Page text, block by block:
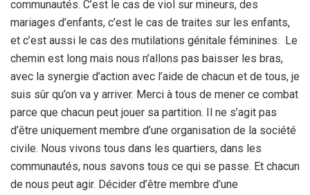
communautés. C’est le cas de viol sur mineurs, des
mariages d’enfants, c’est le cas de traites sur les enfants,
et c’est aussi le cas des mutilations génitale féminines. Le
chemin est long mais nous n’allons pas baisser les bras,
avec la synergie d’action avec l’aide de chacun et de tous, je
suis sûr qu’on va y arriver. Merci à tous de mener ce combat
parce que chacun peut jouer sa partition. Il ne s’agit pas
d’être uniquement membre d’une organisation de la société
civile. Nous vivons tous dans les quartiers, dans les
communautés, nous savons tous ce qui se passe. Et chacun
de nous peut agir. Décider d’être membre d’une